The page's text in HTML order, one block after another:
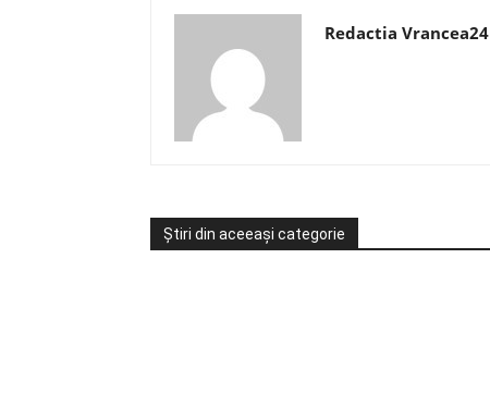
Redactia Vrancea24
Știri din aceeași categorie